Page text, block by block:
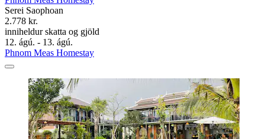
Serei Saophoan
2.778 kr.
inniheldur skatta og gjöld
12. ágú. - 13. ágú.
Phnom Meas Homestay